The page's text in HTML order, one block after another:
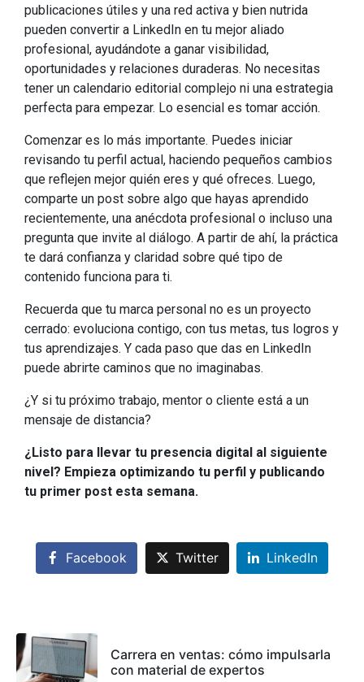
publicaciones útiles y una red activa y bien nutrida
pueden convertir a LinkedIn en tu mejor aliado
profesional, ayudándote a ganar visibilidad,
oportunidades y relaciones duraderas. No necesitas
tener un calendario editorial complejo ni una estrategia
perfecta para empezar. Lo esencial es tomar acción.
Comenzar es lo más importante. Puedes iniciar
revisando tu perfil actual, haciendo pequeños cambios
que reflejen mejor quién eres y qué ofreces. Luego,
comparte un post sobre algo que hayas aprendido
recientemente, una anécdota profesional o incluso una
pregunta que invite al diálogo. A partir de ahí, la práctica
te dará confianza y claridad sobre qué tipo de
contenido funciona para ti.
Recuerda que tu marca personal no es un proyecto
cerrado: evoluciona contigo, con tus metas, tus logros y
tus aprendizajes. Y cada paso que das en LinkedIn
puede abrirte caminos que no imaginabas.
¿Y si tu próximo trabajo, mentor o cliente está a un
mensaje de distancia?
¿Listo para llevar tu presencia digital al siguiente
nivel? Empieza optimizando tu perfil y publicando
tu primer post esta semana.
Facebook Twitter LinkedIn
Carrera en ventas: cómo impulsarla
con material de expertos